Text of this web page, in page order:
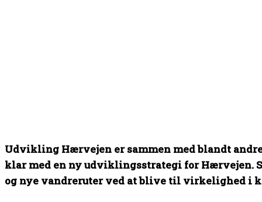
Udvikling Hærvejen er sammen med blandt
klar med en ny udviklingsstrategi for Hærvejen.
og nye vandreruter ved at blive til virkelighed i